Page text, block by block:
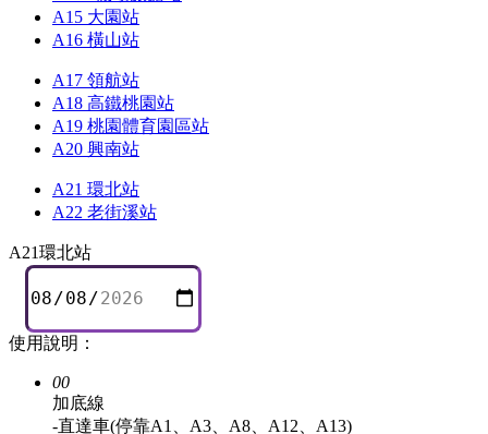
A15 大園站
A16 橫山站
A17 領航站
A18 高鐵桃園站
A19 桃園體育園區站
A20 興南站
A21 環北站
A22 老街溪站
A21環北站
使用說明：
00
加底線
-直達車(停靠A1、A3、A8、A12、A13)